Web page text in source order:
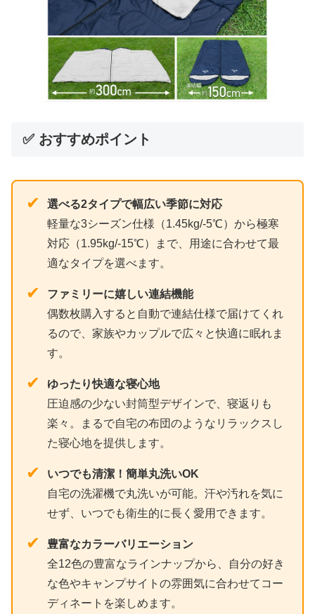
✅ おすすめポイント
✔
選べる2タイプで幅広い季節に対応
軽量な3シーズン仕様（1.45kg/-5℃）から極寒
対応（1.95kg/-15℃）まで、用途に合わせて最
適なタイプを選べます。
✔
ファミリーに嬉しい連結機能
偶数枚購入すると自動で連結仕様で届けてくれ
るので、家族やカップルで広々と快適に眠れま
す。
✔
ゆったり快適な寝心地
圧迫感の少ない封筒型デザインで、寝返りも
楽々。まるで自宅の布団のようなリラックスし
た寝心地を提供します。
✔
いつでも清潔！簡単丸洗いOK
自宅の洗濯機で丸洗いが可能。汗や汚れを気に
せず、いつでも衛生的に長く愛用できます。
✔
豊富なカラーバリエーション
全12色の豊富なラインナップから、自分の好き
な色やキャンプサイトの雰囲気に合わせてコー
ディネートを楽しめます。